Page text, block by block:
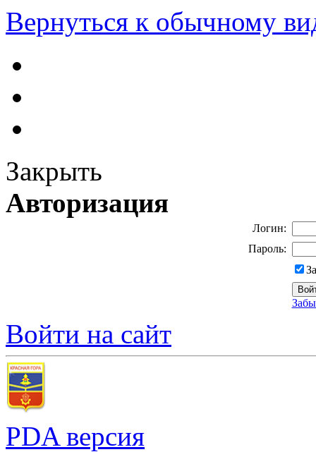
Вернуться к обычному
Закрыть
Авторизация
Логин:
Пароль:
Войти на сайт
PDA версия